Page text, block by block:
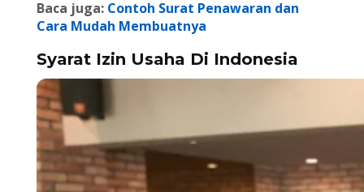
Baca juga: Contoh Surat Penawaran dan
Cara Mudah Membuatnya
Syarat Izin Usaha Di Indonesia